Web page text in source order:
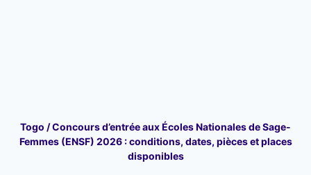
Togo / Concours d’entrée aux Écoles Nationales de Sage-
Femmes (ENSF) 2026 : conditions, dates, pièces et places
disponibles